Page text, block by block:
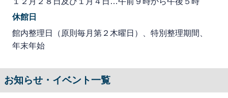
休館日
館内整理日（原則毎月第２木曜日）、特別整理期間、
年末年始
お知らせ・イベント一覧